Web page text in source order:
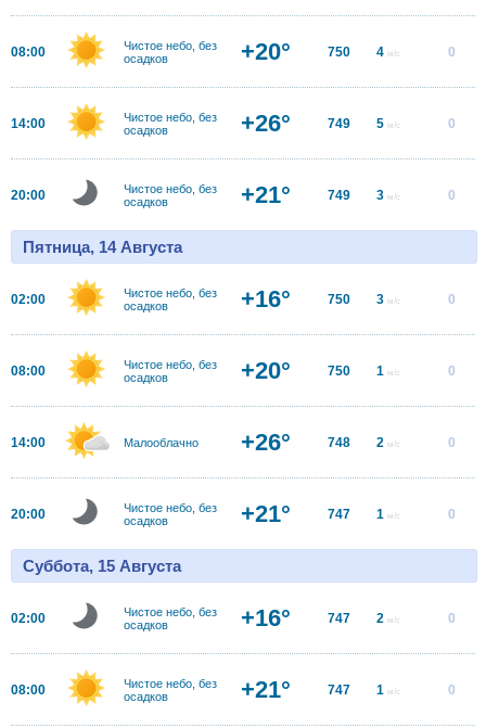
08:00
Чистое небо, без
осадков
+20° 750 4 м/с 0
14:00
Чистое небо, без
осадков
+26° 749 5 м/с 0
20:00
Чистое небо, без
осадков
+21° 749 3 м/с 0
Пятница, 14 Августа
02:00
Чистое небо, без
осадков
+16° 750 3 м/с 0
08:00
Чистое небо, без
осадков
+20° 750 1 м/с 0
14:00 Малооблачно +26° 748 2 м/с 0
20:00
Чистое небо, без
осадков
+21° 747 1 м/с 0
Суббота, 15 Августа
02:00
Чистое небо, без
осадков
+16° 747 2 м/с 0
08:00
Чистое небо, без
осадков
+21° 747 1 м/с 0